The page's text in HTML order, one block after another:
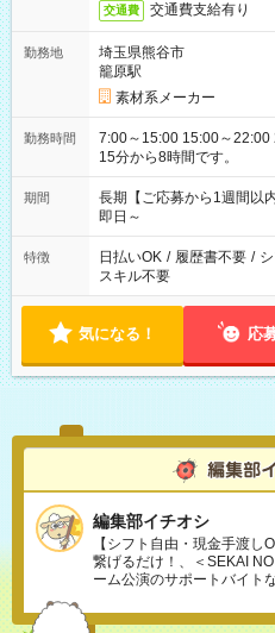
交通費 交通費支給有り
勤務地
埼玉県熊谷市
籠原駅
素材系メーカー
勤務時間
7:00～15:00 15:00～22:00 22:00～7:00 ※
15分から8時間です。
期間
長期【ご応募から1週間以
即日～
特徴 日払いOK / 履歴書不要 /
スキル不要
気になる！ 応
編集部イチオシ
【シフト自由・現金手渡
繋げるだけ！、＜SEKAI
ーム公演のサポートバイト